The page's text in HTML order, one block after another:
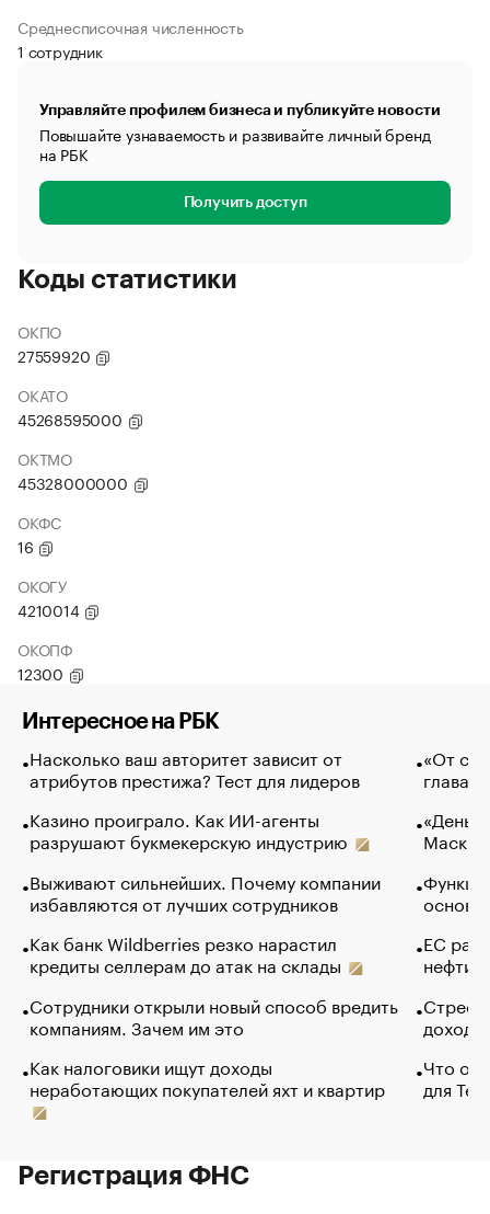
Среднесписочная численность
1 сотрудник
Управляйте профилем бизнеса и публикуйте новости
Повышайте узнаваемость и развивайте личный бренд
на РБК
Получить доступ
Коды статистики
ОКПО
27559920
ОКАТО
45268595000
ОКТМО
45328000000
ОКФС
16
ОКОГУ
4210014
ОКОПФ
12300
Интересное на РБК
Насколько ваш авторитет зависит от
атрибутов престижа? Тест для лидеров
Казино проиграло. Как ИИ-агенты
разрушают букмекерскую индустрию
Выживают сильнейших. Почему компании
избавляются от лучших сотрудников
Как банк Wildberries резко нарастил
кредиты селлерам до атак на склады
Сотрудники открыли новый способ вредить
компаниям. Зачем им это
Как налоговики ищут доходы
неработающих покупателей яхт и квартир
«От
глава
Маск в
основ
ЕС
нефти
Что
для
Регистрация ФНС